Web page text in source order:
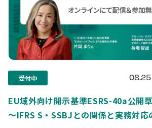
受付中 08.25
EU域外向け開示基準ESRS-40a公開
〜IFRS S・SSBJとの関係と実務対応